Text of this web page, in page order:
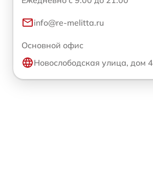
info@re-melitta.ru
Основной офис
Новослободская улица, дом 4